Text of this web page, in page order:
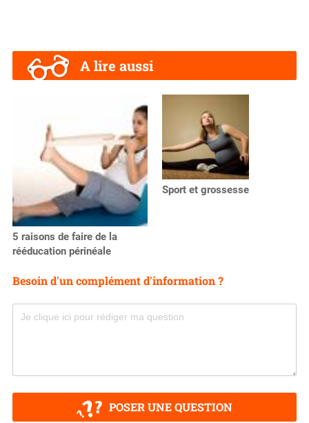
A lire aussi
5 raisons de faire de la
rééducation périnéale
Sport et grossesse
Besoin d'un complément d'information ?
POSER UNE QUESTION